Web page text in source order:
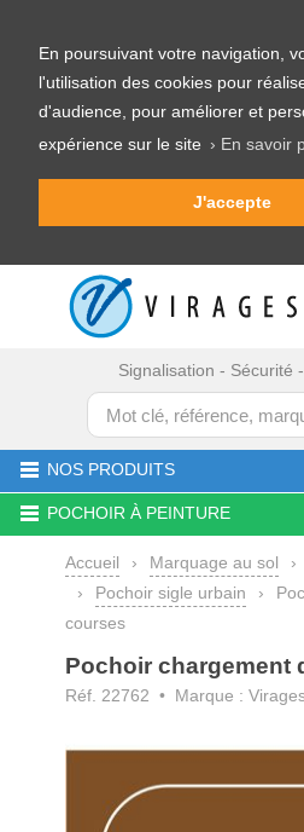
En poursuivant votre navigation,
l'utilisation des cookies pour
d'audience, pour améliorer et
expérience sur le site › En savoir
J'accepte
Signalisation - Sécurité
NOS PRODUITS
POCHOIR À PEINTURE
Accueil › Marquage au sol ›
›
Pochoir sigle urbain ›
courses
Pochoir chargement
Réf. 22762 • Marque :